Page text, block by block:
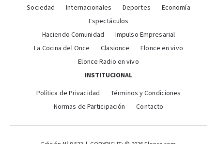
Sociedad
Internacionales Deportes
Economía
Espectáculos
Haciendo Comunidad
Impulso Empresarial
La Cocina del Once
Clasionce
Elonce en vivo
Elonce Radio en vivo
INSTITUCIONAL
Política de Privacidad
Términos y Condiciones
Normas de Participación
Contacto